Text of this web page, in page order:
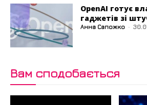
OpenAI готує
гаджетів зі
Анна Сапожко -
Вам сподобається